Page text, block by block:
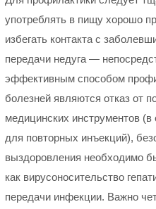
употреблять в пищу хорошо
избегать контакта с
передачи недуга —
эффективным способом
болезней являются отказ от
медицинских инструментов
для повторных инъекций),
выздоровления необходимо
как вирусоносительство
передачи инфекции. Важно